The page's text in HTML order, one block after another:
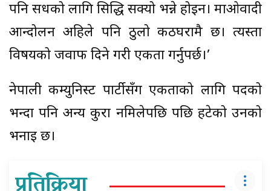
पनि सधैँको लागि सिद्धि सक्यो भन्ने होइन। माओवादी
आन्दोलन अहिले पनि ठुलो कठघरामै छ। त्यस्ता
विषयको जवाफ दिने गरी एकता गर्नुपर्छ।’
नेपाली कम्युनिस्ट पार्टीसँग एकताको लागि पदको
भन्दा पनि अन्य कुरा नमिलेपछि पछि हटेको उनको
भनाइ छ।